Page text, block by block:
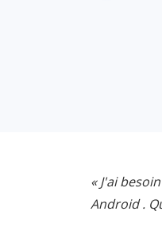
« J'ai
Android .